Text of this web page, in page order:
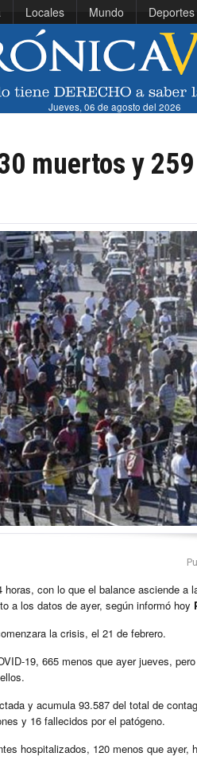
Locales Mundo Deportes
Jueves, 06 de agosto del 2026
muertos y
con lo que el balance asciende a
a los datos de ayer, según informó hoy
la crisis, el 21 de febrero.
19, 665 menos que ayer jueves,
y acumula 93.587 del total de
y 16 fallecidos por el patógeno.
hospitalizados, 120 menos que ayer,